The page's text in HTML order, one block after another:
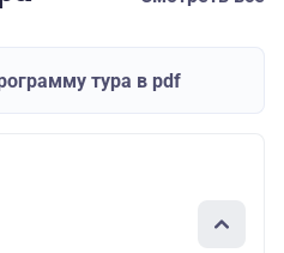
тура в pdf